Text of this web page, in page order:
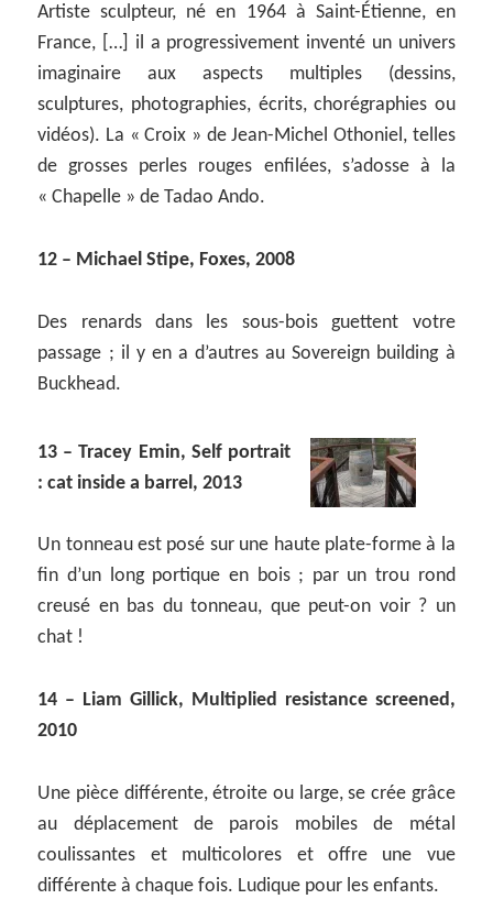
Artiste sculpteur, né en 1964 à Saint-Étienne, en
France, […] il a progressivement inventé un univers
imaginaire aux aspects multiples (dessins,
sculptures, photographies, écrits, chorégraphies ou
vidéos). La « Croix » de Jean-Michel Othoniel, telles
de grosses perles rouges enfilées, s’adosse à la
« Chapelle » de Tadao Ando.
12 – Michael Stipe, Foxes, 2008
Des renards dans les sous-bois guettent votre
passage ; il y en a d’autres au Sovereign building à
Buckhead.
13 – Tracey Emin, Self portrait
: cat inside a barrel, 2013
Un tonneau est posé sur une haute plate-forme à la
fin d’un long portique en bois ; par un trou rond
creusé en bas du tonneau, que peut-on voir ? un
chat !
14 – Liam Gillick, Multiplied resistance screened,
2010
Une pièce différente, étroite ou large, se crée grâce
au déplacement de parois mobiles de métal
coulissantes et multicolores et offre une vue
différente à chaque fois. Ludique pour les enfants.